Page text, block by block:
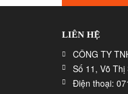
LIÊN HỆ
CÔNG TY
Số 11, Võ
Điện thoại: